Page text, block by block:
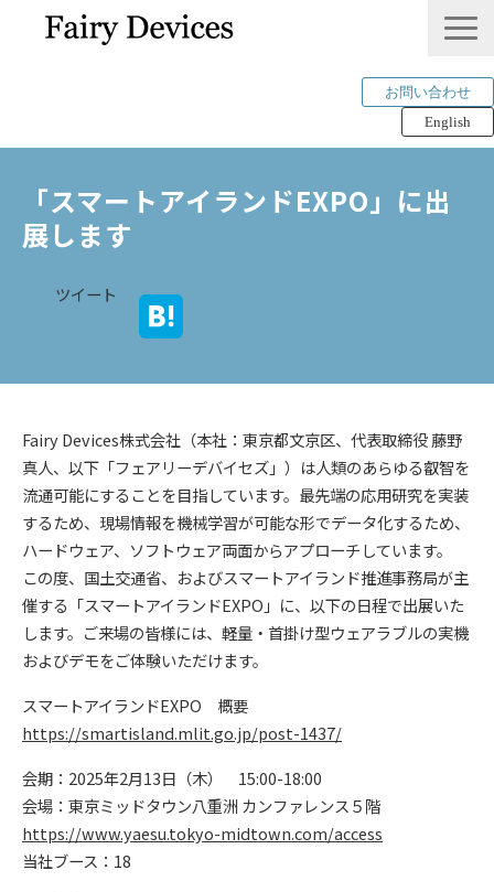
お問い合わせ
English
THINKLET®︎ / CWS
Tech Blog
「スマートアイランドEXPO」に出
展します
ツイート
Fairy Devices株式会社（本社：東京都文京区、代表取締役 藤野
真人、以下「フェアリーデバイセズ」）は人類のあらゆる叡智を
流通可能にすることを目指しています。最先端の応用研究を実装
するため、現場情報を機械学習が可能な形でデータ化するため、
ハードウェア、ソフトウェア両面からアプローチしています。
この度、国土交通省、およびスマートアイランド推進事務局が主
催する「スマートアイランドEXPO」に、以下の日程で出展いた
します。ご来場の皆様には、軽量・首掛け型ウェアラブルの実機
およびデモをご体験いただけます。
スマートアイランドEXPO 概要
https://smartisland.mlit.go.jp/post-1437/
会期：2025年2月13日（木） 15:00-18:00
会場：東京ミッドタウン八重洲 カンファレンス５階
https://www.yaesu.tokyo-midtown.com/access
当社ブース：18